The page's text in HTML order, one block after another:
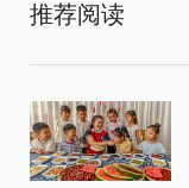
推荐阅读